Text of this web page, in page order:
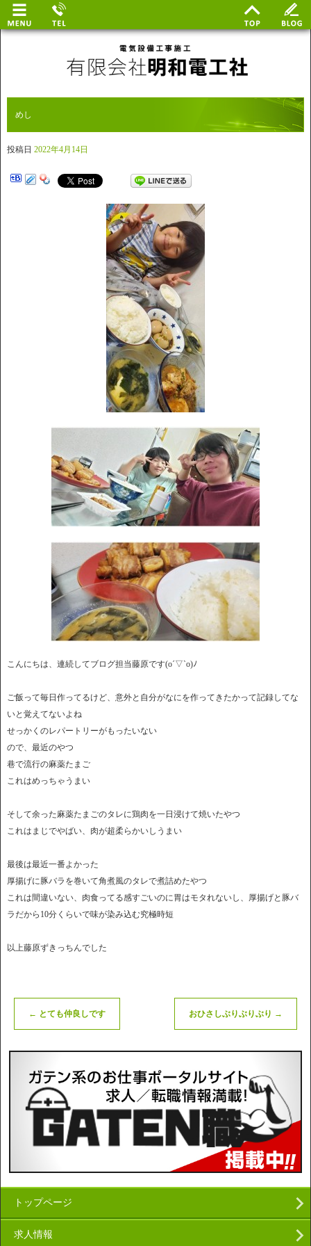
めし
投稿日 2022年4月14日
こんにちは、連続してブログ担当藤原です(o´▽`o)ﾉ
ご飯って毎日作ってるけど、意外と自分がなにを作ってきたかって記録してな
いと覚えてないよね
せっかくのレパートリーがもったいない
ので、最近のやつ
巷で流行の麻薬たまご
これはめっちゃうまい
そして余った麻薬たまごのタレに鶏肉を一日浸けて焼いたやつ
これはまじでやばい、肉が超柔らかいしうまい
最後は最近一番よかった
厚揚げに豚バラを巻いて角煮風のタレで煮詰めたやつ
これは間違いない、肉食ってる感すごいのに胃はモタれないし、厚揚げと豚バ
ラだから10分くらいで味が染み込む究極時短
以上藤原ずきっちんでした
← とても仲良しです おひさしぶりぶりぶり →
トップページ
求人情報